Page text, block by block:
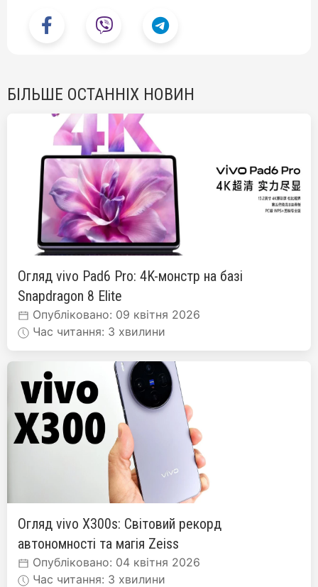
БІЛЬШЕ ОСТАННІХ НОВИН
Огляд vivo Pad6 Pro: 4K-монстр на базі
Snapdragon 8 Elite
Опубліковано: 09 квітня 2026
Час читання: 3 хвилини
Огляд vivo X300s: Світовий рекорд
автономності та магія Zeiss
Опубліковано: 04 квітня 2026
Час читання: 3 хвилини